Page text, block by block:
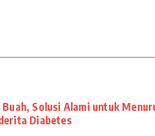
Buah, Solusi Alami untuk
Diabetes